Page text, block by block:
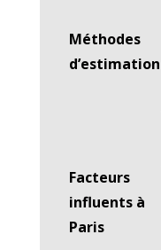
Méthodes
d’estimation
Facteurs
influents à
Paris